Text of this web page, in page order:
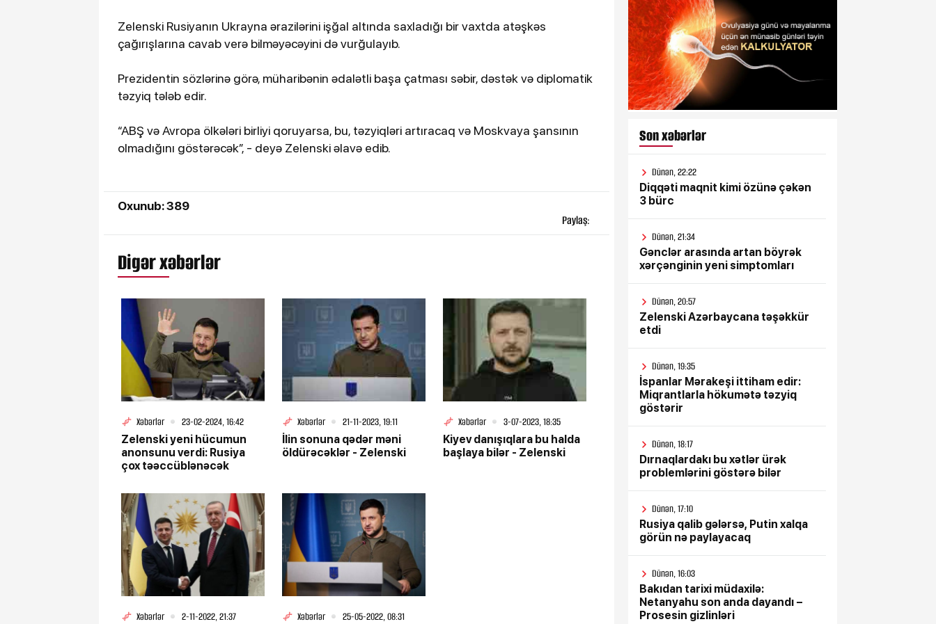
Zelenski Rusiyanın Ukrayna ərazilərini işğal altında saxladığı bir vaxtda atəşkəs
çağırışlarına cavab verə bilməyəcəyini də vurğulayıb.
Prezidentin sözlərinə görə, müharibənin ədalətli başa çatması səbir, dəstək və diplomatik
təzyiq tələb edir.
“ABŞ və Avropa ölkələri birliyi qoruyarsa, bu, təzyiqləri artıracaq və Moskvaya şansının
olmadığını göstərəcək”, - deyə Zelenski əlavə edib.
Oxunub: 389
Paylaş:
Digər xəbərlər
Xəbərlər
23-02-2024, 16:42
Zelenski yeni hücumun
anonsunu verdi: Rusiya
çox təəccüblənəcək
Xəbərlər
21-11-2023, 19:11
İlin sonuna qədər məni
öldürəcəklər - Zelenski
Xəbərlər
3-07-2023, 18:35
Kiyev danışıqlara bu halda
başlaya bilər - Zelenski
Xəbərlər
2-11-2022, 21:37
Xəbərlər
25-05-2022, 08:31
Son xəbərlər
Dünən, 22:22
Diqqəti maqnit kimi özünə çəkən
3 bürc
Dünən, 21:34
Gənclər arasında artan böyrək
xərçənginin yeni simptomları
Dünən, 20:57
Zelenski Azərbaycana təşəkkür
etdi
Dünən, 19:35
İspanlar Mərakeşi ittiham edir:
Miqrantlarla hökumətə təzyiq
göstərir
Dünən, 18:17
Dırnaqlardakı bu xətlər ürək
problemlərini göstərə bilər
Dünən, 17:10
Rusiya qalib gələrsə, Putin xalqa
görün nə paylayacaq
Dünən, 16:03
Bakıdan tarixi müdaxilə:
Netanyahu son anda dayandı –
Prosesin gizlinləri